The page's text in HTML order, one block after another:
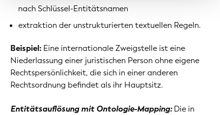
nach Schlüssel-Entitätsnamen
extraktion der unstrukturierten textuellen Regeln.
Beispiel: Eine internationale Zweigstelle ist eine
Niederlassung einer juristischen Person ohne eigene
Rechtspersönlichkeit, die sich in einer anderen
Rechtsordnung befindet als ihr Hauptsitz.
Entitätsauflösung mit Ontologie-Mapping:Die in